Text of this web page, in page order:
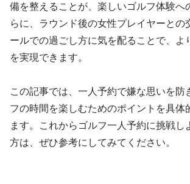
備を整えることが、楽しいゴルフ体験へ
らに、ラウンド後の女性プレイヤーとの
ールでの過ごし方に気を配ることで、よ
を実現できます。
この記事では、一人予約で嫌な思いを防
フの時間を楽しむためのポイントを具体
ます。これからゴルフ一人予約に挑戦し
方は、ぜひ参考にしてみてください。